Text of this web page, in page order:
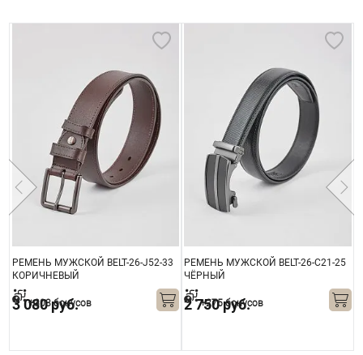
РЕМЕНЬ МУЖСКОЙ BELT-26-J52-33
КОРИЧНЕВЫЙ
3 080 руб.
+308 бонусов
РЕМЕНЬ МУЖСКОЙ BELT-26-C21-25
ЧЁРНЫЙ
2 750 руб.
+275 бонусов